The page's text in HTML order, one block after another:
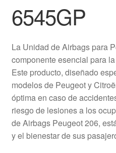
Carro
Contacto
Envío al mundo entero
Mi cuenta
Pagos
6545GP
La Unidad de Airbags para
componente esencial para
Este producto, diseñado
modelos de Peugeot y
óptima en caso de
riesgo de lesiones a los
de Airbags Peugeot 206,
y el bienestar de sus